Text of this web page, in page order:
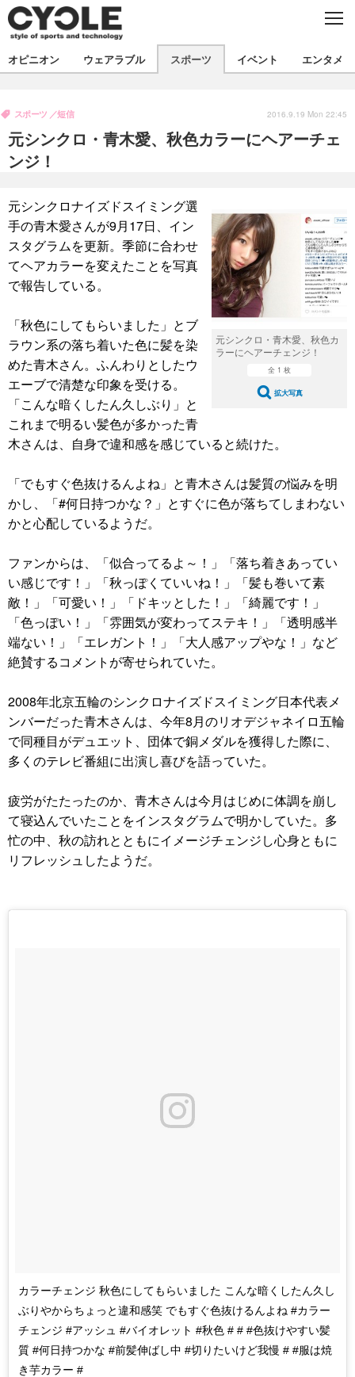
C
E
製品/用品
衣類
飲食
バックナンバー
コラム
インプレ
ボイス
デバイス
ビジネス
国内
スポーツ
選手
写真
動画
試乗会
スポーツ
ツアー
文化
エンタメ
芸能
出版／映画
話題
ファッション
写真
動画
ライフ
社会
政治
オピニオン ウェアラブル スポーツ イベント エンタメ
元シンクロ・青木愛、秋色カラーにヘアーチェ
ンジ！
スポーツ 短信 2016.9.19 Mon 22:45
元シンクロ・青木愛、秋色カ
ラーにヘアーチェンジ！
全 1 枚
拡大写真
元シンクロナイズドスイミング選
手の青木愛さんが9月17日、イン
スタグラムを更新。季節に合わせ
てヘアカラーを変えたことを写真
で報告している。
「秋色にしてもらいました」とブ
ラウン系の落ち着いた色に髪を染
めた青木さん。ふんわりとしたウ
エーブで清楚な印象を受ける。
「こんな暗くしたん久しぶり」と
これまで明るい髪色が多かった青
木さんは、自身で違和感を感じていると続けた。
「でもすぐ色抜けるんよね」と青木さんは髪質の悩みを明
かし、「#何日持つかな？」とすぐに色が落ちてしまわない
かと心配しているようだ。
ファンからは、「似合ってるよ～！」「落ち着きあってい
い感じです！」「秋っぽくていいね！」「髪も巻いて素
敵！」「可愛い！」「ドキッとした！」「綺麗です！」
「色っぽい！」「雰囲気が変わってステキ！」「透明感半
端ない！」「エレガント！」「大人感アップやな！」など
絶賛するコメントが寄せられていた。
2008年北京五輪のシンクロナイズドスイミング日本代表メ
ンバーだった青木さんは、今年8月のリオデジャネイロ五輪
で同種目がデュエット、団体で銅メダルを獲得した際に、
多くのテレビ番組に出演し喜びを語っていた。
疲労がたたったのか、青木さんは今月はじめに体調を崩し
て寝込んでいたことをインスタグラムで明かしていた。多
忙の中、秋の訪れとともにイメージチェンジし心身ともに
リフレッシュしたようだ。
カラーチェンジ 秋色にしてもらいました こんな暗くしたん久し
ぶりやからちょっと違和感笑 でもすぐ色抜けるんよね #カラー
チェンジ #アッシュ #バイオレット #秋色 # # #色抜けやすい髪
質 #何日持つかな #前髪伸ばし中 #切りたいけど我慢 # #服は焼
き芋カラー #